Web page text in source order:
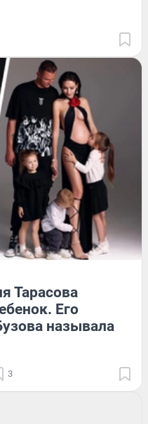
Тарасова
Его
называла
3